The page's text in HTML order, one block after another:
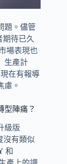
題。儘管
待已久
場表現也
生產計
在有報導
慮。
型陣痛？
級版
沒有類似
和